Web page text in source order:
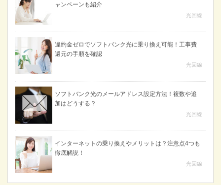
ャンペーンも紹介
光回線
違約金ゼロでソフトバンク光に乗り換え可能！工事費
還元の手順を確認
光回線
ソフトバンク光のメールアドレス設定方法！複数や追
加はどうする？
光回線
インターネットの乗り換えやメリットは？注意点4つも
徹底解説！
光回線